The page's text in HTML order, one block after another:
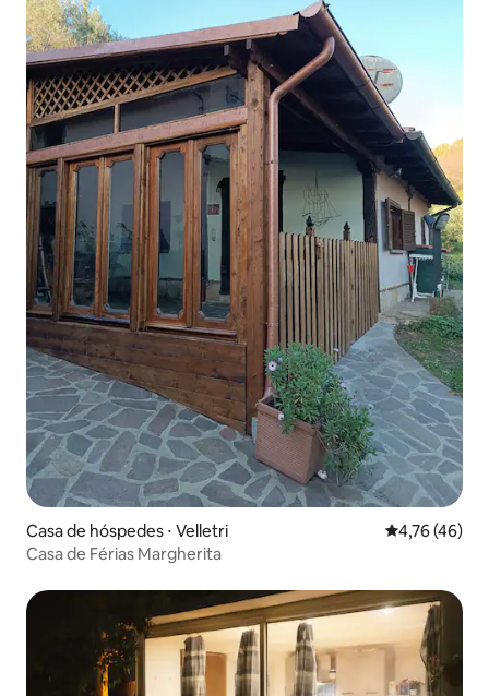
Casa de hóspedes ⋅ Velletri 4,76 de uma
4,76 (46)
Casa de Férias Margherita